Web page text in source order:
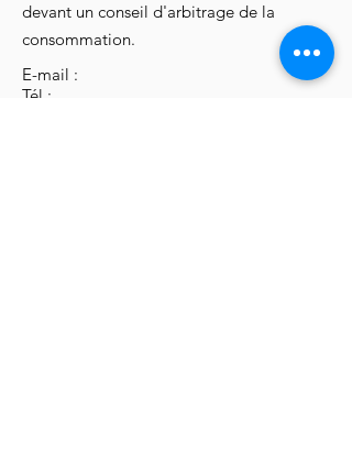
devant un conseil d'arbitrage de la
consommation.
E-mail :
Tél :